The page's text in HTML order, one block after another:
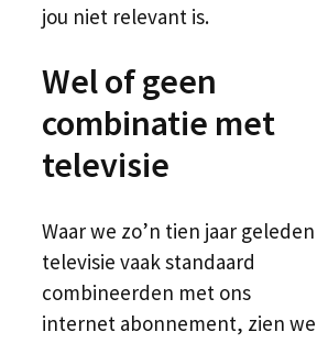
jou niet relevant is.
Wel of geen
combinatie met
televisie
Waar we zo’n tien jaar geleden
televisie vaak standaard
combineerden met ons
internet abonnement, zien we